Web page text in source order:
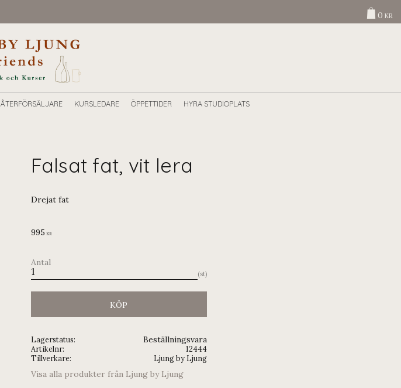
0 KR
ÅTERFÖRSÄLJARE KURSLEDARE ÖPPETTIDER HYRA STUDIOPLATS
Falsat fat, vit lera
Drejat fat
995 KR
Antal
st
KÖP
Lagerstatus Beställningsvara
Artikelnr
12444
Tillverkare
Ljung by Ljung
Visa alla produkter från Ljung by Ljung